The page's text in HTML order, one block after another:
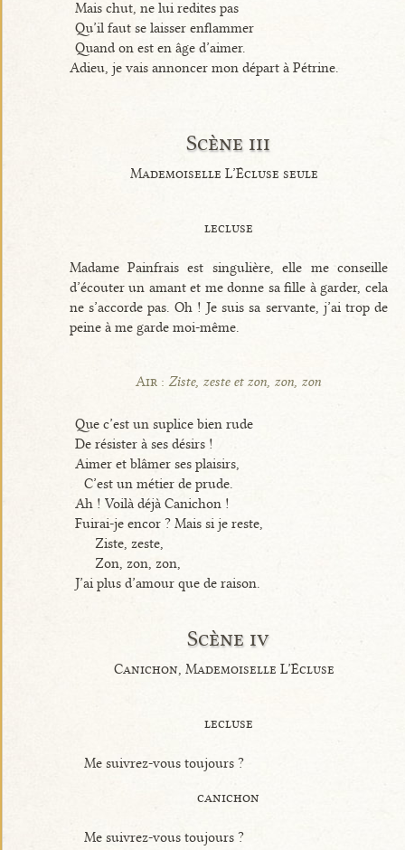
Mais chut, ne lui redites pas
Qu’il faut se laisser enflammer
Quand on est en âge d’aimer.
Adieu, je vais annoncer mon départ à Pétrine.
Scène iii
Mademoiselle L’Écluse seule
lecluse
Madame Painfrais est singulière, elle me conseille
d’écouter un amant et me donne sa fille à garder, cela
ne s’accorde pas. Oh ! Je suis sa servante, j’ai trop de
peine à me garde moi-même.
Air :Ziste, zeste et zon, zon, zon
Que c’est un suplice bien rude
De résister à ses désirs !
Aimer et blâmer ses plaisirs,
C’est un métier de prude.
Ah ! Voilà déjà Canichon !
Fuirai-je encor ? Mais si je reste,
Ziste, zeste,
Zon, zon, zon,
J’ai plus d’amour que de raison.
Scène iv
Canichon, Mademoiselle L’Écluse
lecluse
Me suivrez-vous toujours ?
canichon
Me suivrez-vous toujours ?